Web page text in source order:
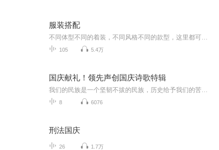
服装搭配
105 5.4万
国庆献礼！领先声创国庆诗歌特辑
8 6076
刑法国庆
26 1.7万